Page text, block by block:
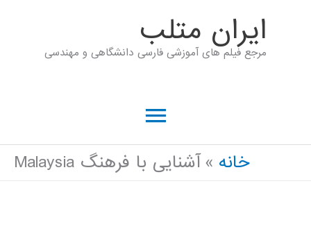
ايران متلب
مرجع فیلم های آموزشی فارسی دانشگاهی و مهندسی
فهرست
اصلی
خانه آشنایی با فرهنگ Malaysia